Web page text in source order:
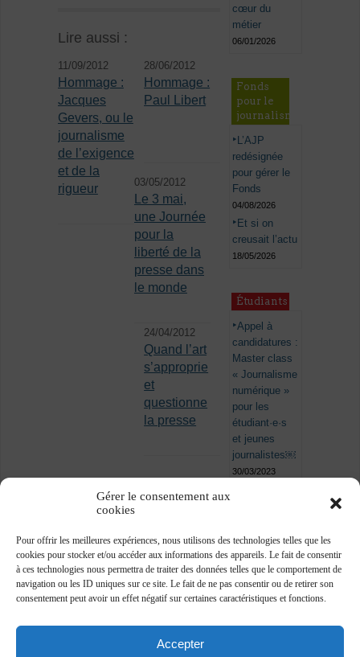
Gérer le consentement aux
cookies
Pour offrir les meilleures expériences, nous utilisons des technologies telles que les
cookies pour stocker et/ou accéder aux informations des appareils. Le fait de consentir
à ces technologies nous permettra de traiter des données telles que le comportement de
navigation ou les ID uniques sur ce site. Le fait de ne pas consentir ou de retirer son
consentement peut avoir un effet négatif sur certaines caractéristiques et fonctions.
Accepter
Lire aussi :
11/09/2012
Hommage :
Jacques
Gevers, ou le
journalisme
de l’exigence
et de la
rigueur
28/06/2012
Hommage :
Paul Libert
03/05/2012
Le 3 mai,
une Journée
pour la
liberté de la
presse dans
le monde
24/04/2012
Quand l’art
s’approprie
et
questionne
la presse
cœur du
métier
06/01/2026
Fonds
pour le
journalisme
L’AJP
redésignée
pour gérer le
Fonds
04/08/2026
Et si on
creusait l’actu
18/05/2026
Étudiants
Appel à
candidatures :
Master class
« Journalisme
numérique »
pour les
étudiant·e·s
et jeunes
journalistes￼
30/03/2023